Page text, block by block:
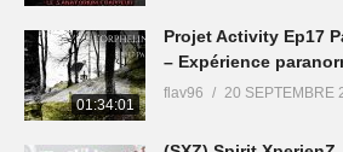
01:34:01
Projet Activity Ep17
– Expérience
flav96 20 SEPTEMBRE